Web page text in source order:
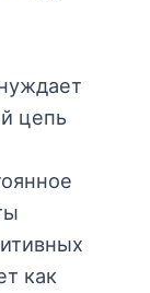
цепь
как